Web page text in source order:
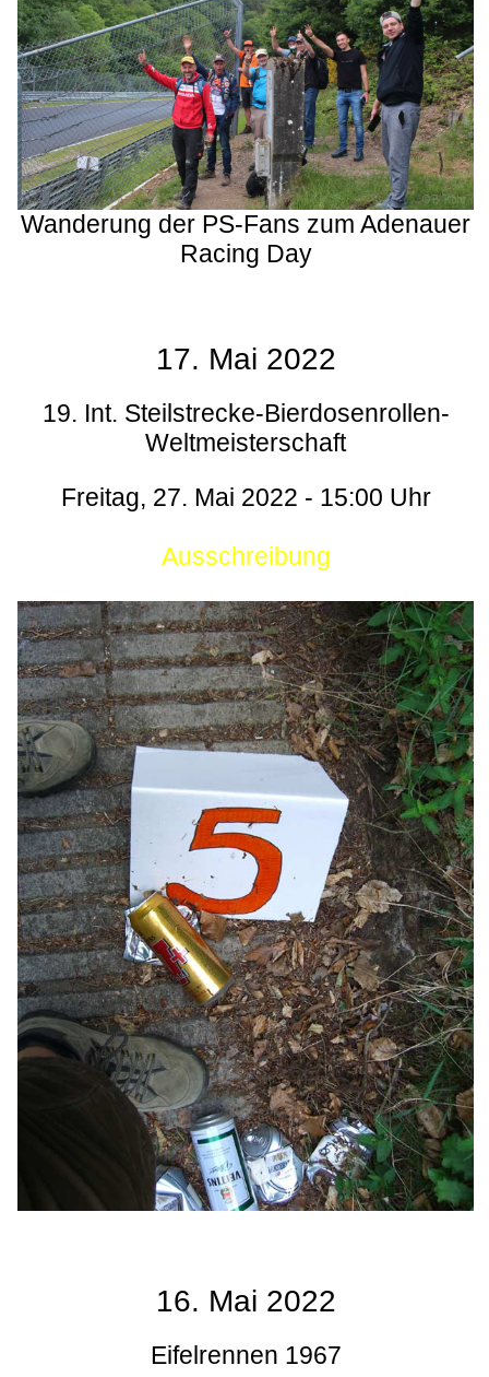
Wanderung der PS-Fans zum Adenauer
Racing Day
17. Mai 2022
19. Int. Steilstrecke-Bierdosenrollen-
Weltmeisterschaft
Freitag, 27. Mai 2022 - 15:00 Uhr
Ausschreibung
16. Mai 2022
Eifelrennen 1967